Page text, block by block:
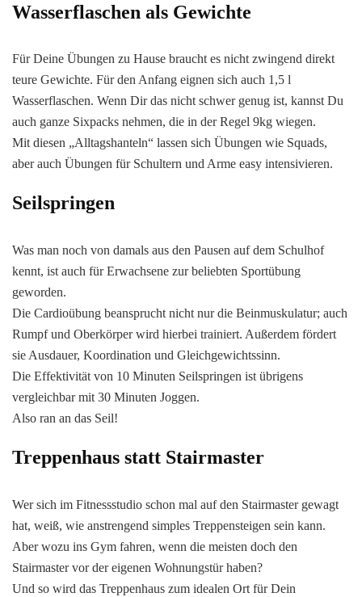
Wasserflaschen als Gewichte
Für Deine Übungen zu Hause braucht es nicht zwingend direkt
teure Gewichte. Für den Anfang eignen sich auch 1,5 l
Wasserflaschen. Wenn Dir das nicht schwer genug ist, kannst Du
auch ganze Sixpacks nehmen, die in der Regel 9kg wiegen.
Mit diesen „Alltagshanteln“ lassen sich Übungen wie Squads,
aber auch Übungen für Schultern und Arme easy intensivieren.
Seilspringen
Was man noch von damals aus den Pausen auf dem Schulhof
kennt, ist auch für Erwachsene zur beliebten Sportübung
geworden.
Die Cardioübung beansprucht nicht nur die Beinmuskulatur; auch
Rumpf und Oberkörper wird hierbei trainiert. Außerdem fördert
sie Ausdauer, Koordination und Gleichgewichtssinn.
Die Effektivität von 10 Minuten Seilspringen ist übrigens
vergleichbar mit 30 Minuten Joggen.
Also ran an das Seil!
Treppenhaus statt Stairmaster
Wer sich im Fitnessstudio schon mal auf den Stairmaster gewagt
hat, weiß, wie anstrengend simples Treppensteigen sein kann.
Aber wozu ins Gym fahren, wenn die meisten doch den
Stairmaster vor der eigenen Wohnungstür haben?
Und so wird das Treppenhaus zum idealen Ort für Dein